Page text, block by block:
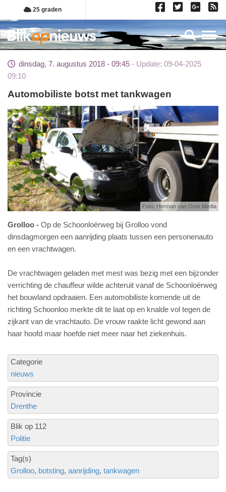
Overslaan
en
naar
de
gaan
25 graden
dinsdag, 7. augustus 2018 - 09:45
Update: 09-04-2025
09:10
Automobiliste botst met tankwagen
Foto: Herman van Oost Media
Grolloo
Op de Schoonloërweg bij Grolloo vond
dinsdagmorgen een aanrijding plaats tussen een personenauto
en een vrachtwagen.
De vrachtwagen geladen met mest was bezig met een bijzonder
verrichting de chauffeur wilde achteruit vanaf de Schoonloërweg
het bouwland opdraaien. Een automobiliste komende uit de
richting Schoonloo merkte dit te laat op en knalde vol tegen de
zijkant van de vrachtauto. De vrouw raakte licht gewond aan
haar hoofd maar hoefde niet meer naar het ziekenhuis.
Categorie
nieuws
Provincie
Drenthe
Blik op 112
Politie
Tag(s)
Grolloo botsting aanrijding tankwagen